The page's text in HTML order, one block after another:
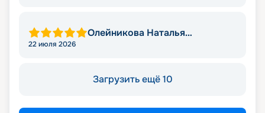
Олейникова Наталья
22 июля 2026
Загрузить ещё 10